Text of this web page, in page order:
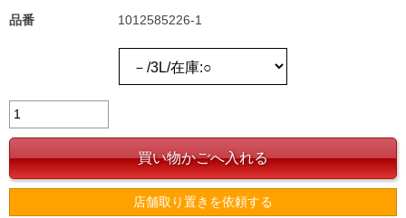
品番 1012585226-1
店舗取り置きを依頼する